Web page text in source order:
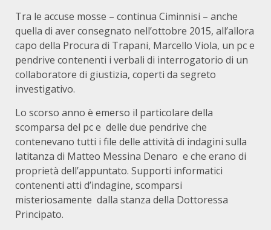
Tra le accuse mosse – continua Ciminnisi – anche
quella di aver consegnato nell’ottobre 2015, all’allora
capo della Procura di Trapani, Marcello Viola, un pc e
pendrive contenenti i verbali di interrogatorio di un
collaboratore di giustizia, coperti da segreto
investigativo.
Lo scorso anno è emerso il particolare della
scomparsa del pc e delle due pendrive che
contenevano tutti i file delle attività di indagini sulla
latitanza di Matteo Messina Denaro e che erano di
proprietà dell’appuntato. Supporti informatici
contenenti atti d’indagine, scomparsi
misteriosamente dalla stanza della Dottoressa
Principato.